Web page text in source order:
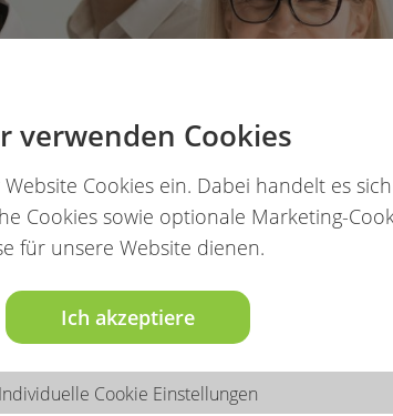
verwenden Cookies
Cookies ein. Dabei handelt es
Cookies sowie optionale Marketing-
für unsere Website dienen.
Ich akzeptiere
Individuelle Cookie Einstellungen
arbeiten Menschen mit zahlreichen